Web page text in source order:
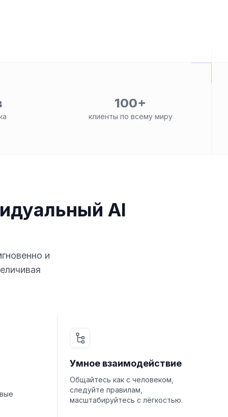
100+
клиенты по всему миру
AI
и
Умное взаимодействие
Общайтесь как с человеком,
следуйте правилам,
масштабируйтесь с лёгкостью.